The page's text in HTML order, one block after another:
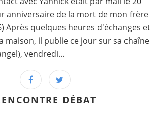
anniversaire de la mort de mon frère
Après quelques heures d'échanges et
maison, il publie ce jour sur sa chaîne
vendredi...
DÉBAT